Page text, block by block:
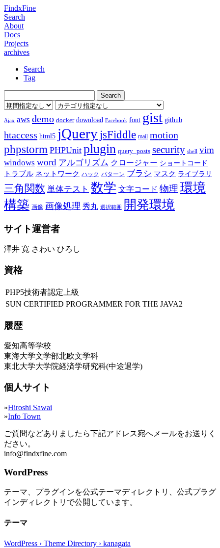
FindxFine
Search
About
Docs
Projects
archives
Search
Tag
Ajax aws demo docker download Facebook font gist github
htaccess html5 jQuery jsFiddle mail motion
phpstorm PHPUnit plugin query_posts security shell vim
windows word アルゴリズム クロージャー ショートコード
トラブル ネットワーク ハック パターン ブラシ マスク ライブラリ
三角関数 単体テスト 数学 文字コード 物理 環境
構築 画像 画像処理 秀丸 選択範囲 開発環境
サイト運営者
澤井 寛 さわい ひろし
資格
PHP5技術者認定上級
SUN CERTIFIED PROGRAMMER FOR THE JAVA2
履歴
愛知高等学校
東海大学文学部北欧文学科
東北大学大学院経済学研究科(中途退学)
個人サイト
»Hiroshi Sawai
»Info Town
ご質問などありましたら下記アドレス宛へメールをお送りく
ださい。
info@findxfine.com
WordPress
テーマ、プラグインを公式テーマディレクトリ、公式プラグ
インディレクトリで公開しています。
テーマ
WordPress › Theme Directory › kanagata